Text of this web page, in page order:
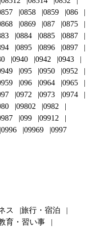
0858 0859
086
0869 087
0875
0884 0885
0887
0895 0896
0897
0940 0942
0943
095 0950
0952
096 0964
0965
0972 0973
0974
09802
0982
099
09912
0996 09969 0997
ス
旅行・宿泊
育・習い事